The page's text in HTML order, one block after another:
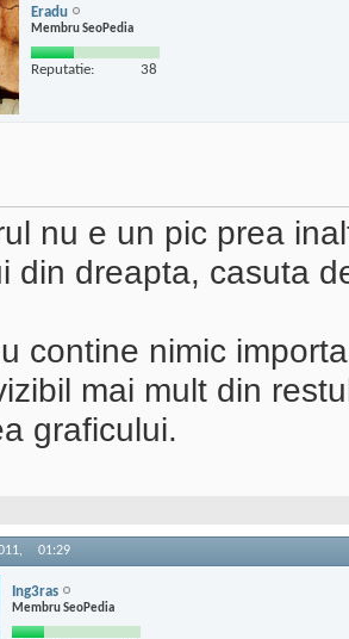
Eradu
Membru SeoPedia
Reputatie: 38
nu e un pic prea
din dreapta, casuta
contine nimic
mai mult din
graficului.
01:29
Ing3ras
Membru SeoPedia